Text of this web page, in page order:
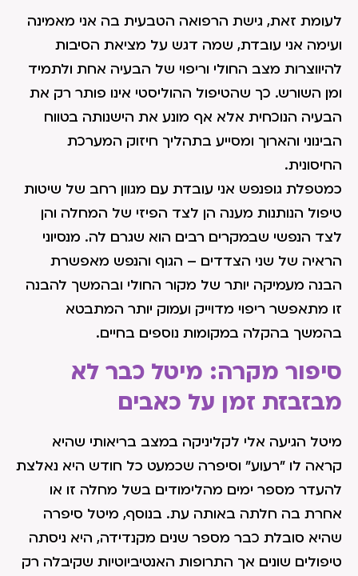
לעומת זאת, גישת הרפואה הטבעית בה אני מאמינה
ועימה אני עובדת, שמה דגש על מציאת הסיבות
להיווצרות מצב החולי וריפוי של הבעיה אחת ולתמיד
ומן השורש. כך שהטיפול ההוליסטי אינו פותר רק את
הבעיה הנוכחית אלא אף מונע את הישנותה בטווח
הבינוני והארוך ומסייע בתהליך חיזוק המערכת
החיסונית.
כמטפלת גופנפש אני עובדת עם מגוון רחב של שיטות
טיפול הנותנות מענה הן לצד הפיזי של המחלה והן
לצד הנפשי שבמקרים רבים הוא שגרם לה. מנסיוני
הראיה של שני הצדדים – הגוף והנפש מאפשרת
הבנה מעמיקה יותר של מקור החולי ובהמשך להבנה
זו מתאפשר ריפוי מדוייק ועמוק יותר המתבטא
בהמשך בהקלה במקומות נוספים בחיים.
סיפור מקרה: מיטל כבר לא
מבזבזת זמן על כאבים
מיטל הגיעה אלי לקליניקה במצב בריאותי שהיא
קראה לו "רעוע" וסיפרה שכמעט כל חודש היא נאלצת
להעדר מספר ימים מהלימודים בשל מחלה זו או
אחרת בה חלתה באותה עת. בנוסף, מיטל סיפרה
שהיא סובלת כבר מספר שנים מקנדידה, היא ניסתה
טיפולים שונים אך התרופות האנטיביוטיות שקיבלה רק